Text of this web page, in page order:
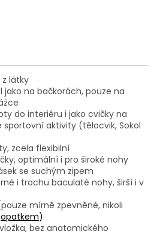
látky
na bačkorách, pouze na
do interiéru i jako cvičky na
aktivity (tělocvik, Sokol
zcela flexibilní
optimální i pro široké nohy
se suchým zipem
i trochu baculaté nohy, širší i v
mírně zpevněné, nikoli
opatkem)
bez anatomického